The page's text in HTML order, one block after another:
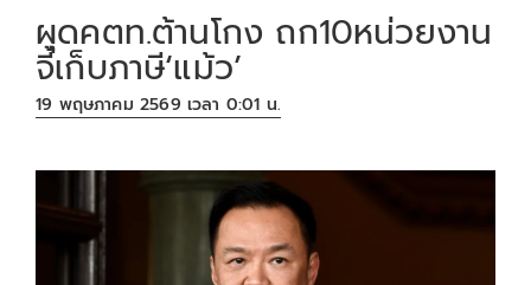
ผุดคตท.ต้านโกง ถก10หน่วยงาน
จี้เก็บภาษี‘แม้ว’
19 พฤษภาคม 2569 เวลา 0:01 น.